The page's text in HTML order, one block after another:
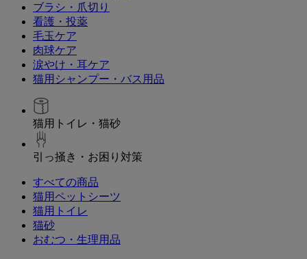
ブラシ・爪切り
看護・投薬
毛玉ケア
肉球ケア
涙やけ・耳ケア
猫用シャンプー・バス用品
猫用トイレ・猫砂
引っ掻き・お困り対策
すべての商品
猫用ペットシーツ
猫用トイレ
猫砂
おむつ・生理用品